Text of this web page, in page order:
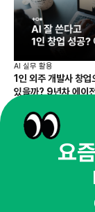
AI 실무 활용
1인 외주 개발사 창업
있을까? 9년차 에이
똑똑한개발자
요